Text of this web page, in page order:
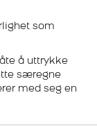
som
å uttrykke
særegne
med seg en